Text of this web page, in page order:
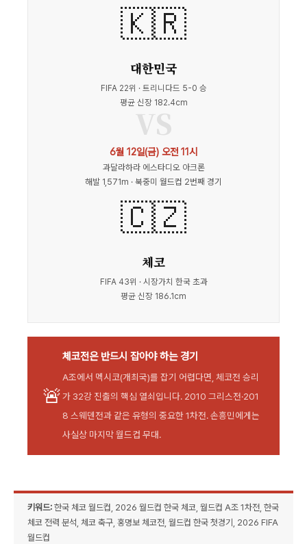
🇰🇷
대한민국
FIFA 22위 · 트리니다드 5-0 승
평균 신장 182.4cm
VS
6월 12일(금) 오전 11시
과달라하라 에스타디오 아크론
해발 1,571m · 북중미 월드컵 2번째 경기
🇨🇿
체코
FIFA 43위 · 시장가치 한국 초과
평균 신장 186.1cm
🚨
체코전은 반드시 잡아야 하는 경기
A조에서 멕시코(개최국)를 잡기 어렵다면, 체코전 승리
가 32강 진출의 핵심 열쇠입니다. 2010 그리스전·201
8 스웨덴전과 같은 유형의 중요한 1차전. 손흥민에게는
사실상 마지막 월드컵 무대.
키워드: 한국 체코 월드컵, 2026 월드컵 한국 체코, 월드컵 A조 1차전, 한국
체코 전력 분석, 체코 축구, 홍명보 체코전, 월드컵 한국 첫경기, 2026 FIFA
월드컵